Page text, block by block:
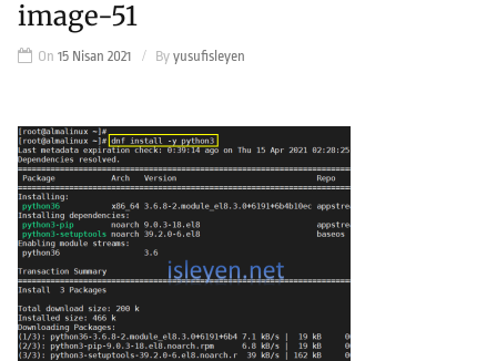
image-51
On 15 Nisan 2021 By yusufisleyen